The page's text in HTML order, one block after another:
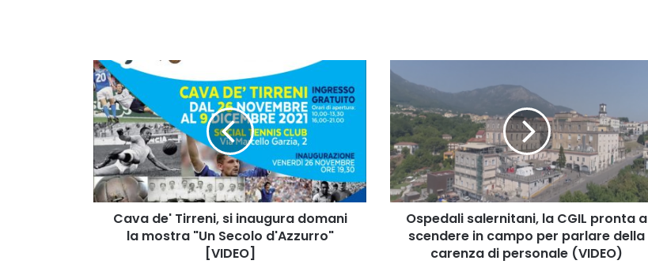
Cava
de'
Tirreni,
si
inaugura
domani
la
mostra
"Un
Secolo
d'Azzurro"
Cava de' Tirreni, si inaugura domani
la mostra "Un Secolo d'Azzurro"
[VIDEO]
Ospedali
salernitani,
la
CGIL
pronta
a
scendere
in
campo
per
parlare
Ospedali salernitani, la CGIL pronta a
scendere in campo per parlare della
carenza di personale (VIDEO)